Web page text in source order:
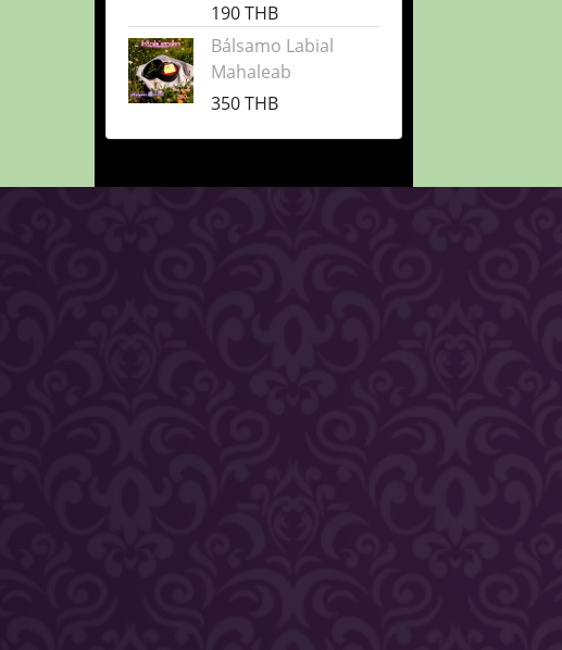
190 THB
Bálsamo Labial
Mahaleab
350 THB